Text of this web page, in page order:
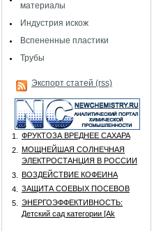
материалы
Индустрия искож
Вспененные пластики
Трубы
Экспорт статей (rss)
1.
ФРУКТОЗА ВРЕДНЕЕ САХАРА
2.
МОЩНЕЙШАЯ СОЛНЕЧНАЯ
ЭЛЕКТРОСТАНЦИЯ В РОССИИ
3.
ВОЗДЕЙСТВИЕ КОФЕИНА
4.
ЗАЩИТА СОЕВЫХ ПОСЕВОВ
5.
ЭНЕРГОЭФФЕКТИВНОСТЬ:
Детский сад категории [Аk